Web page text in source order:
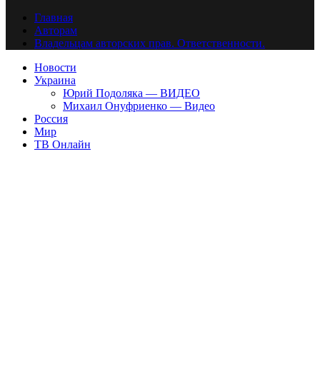
Главная
Авторам
Владельцам авторских прав. Ответственности.
Новости
Украина
Юрий Подоляка — ВИДЕО
Михаил Онуфриенко — Видео
Россия
Мир
ТВ Онлайн